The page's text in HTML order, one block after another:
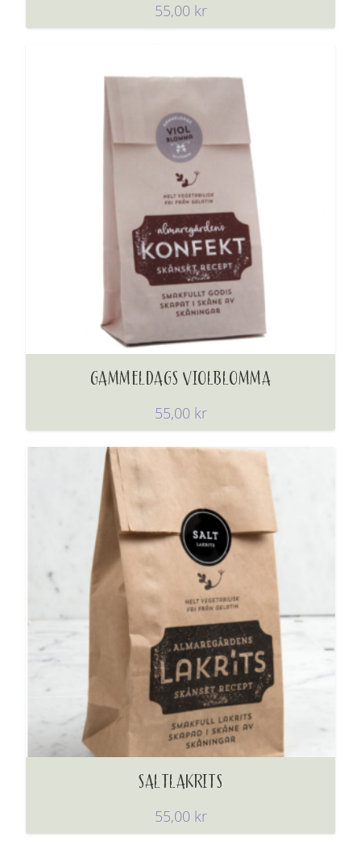
55,00 kr
GAMMELDAGS VIOLBLOMMA
55,00 kr
SALTLAKRITS
55,00 kr